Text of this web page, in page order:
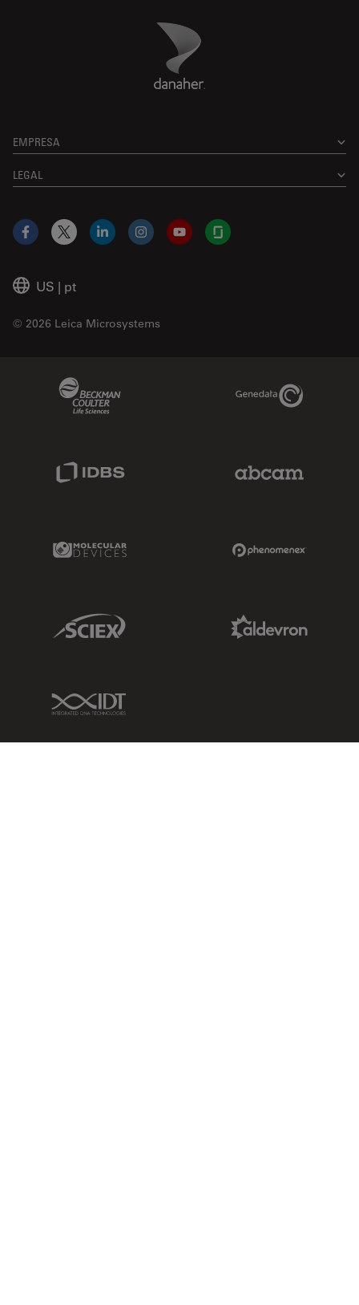
Danaher Logo
EMPRESA
LEGAL
US | pt
© 2026 Leica Microsystems
Facebook
X LinkedInInstagramYouTubeGlassdoor
Genedata Link
IDBS Link
Molecular Devices Link
Sciex Link
IDT Link